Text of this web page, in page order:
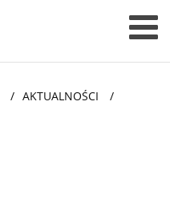
/ AKTUALNOŚCI
/